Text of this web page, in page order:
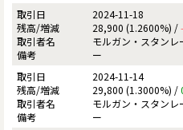
2024-11-18
28,900 (1.2600%) /
モルガン・スタンレ
ー
2024-11-14
29,800 (1.3000%) /
モルガン・スタンレ
ー